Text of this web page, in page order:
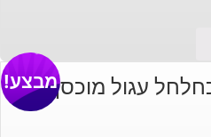
כחלחל עגול מוכסףמבצע!